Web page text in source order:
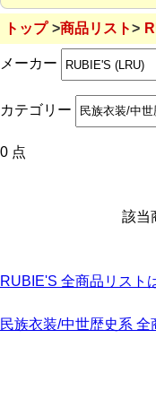
トップ 商品リスト
メーカー
カテゴリー
0 点
該当
RUBIE'S 全商品リスト
民族衣装/中世歴史系 全